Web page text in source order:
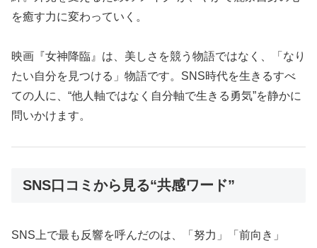
を癒す力に変わっていく。
映画『女神降臨』は、美しさを競う物語ではなく、「なり
たい自分を見つける」物語です。SNS時代を生きるすべ
ての人に、“他人軸ではなく自分軸で生きる勇気”を静かに
問いかけます。
SNS口コミから見る“共感ワード”
SNS上で最も反響を呼んだのは、「努力」「前向き」